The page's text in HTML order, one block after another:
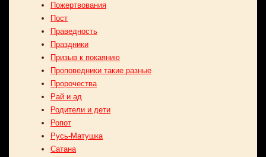
Пожертвования
Пост
Праведность
Праздники
Призыв к покаянию
Проповедники такие разные
Пророчества
Рай и ад
Родители и дети
Ропот
Русь-Матушка
Сатана